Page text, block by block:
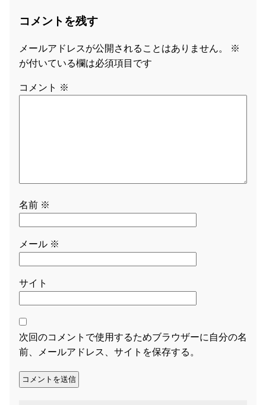
コメントを残す
メールアドレスが公開されることはありません。
※
が付いている欄は必須項目です
コメント ※
名前 ※
メール ※
サイト
次回のコメントで使用するためブラウザーに自分の名
前、メールアドレス、サイトを保存する。